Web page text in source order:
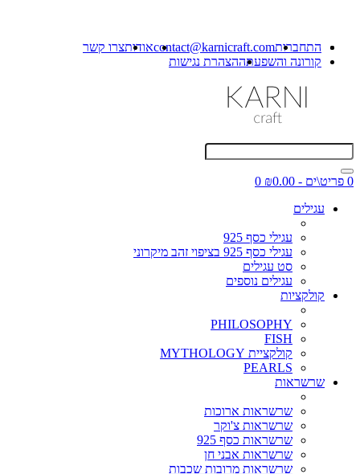
התחברותcontact@karnicraft.comאודותצרו קשר
קורונה והשפעתההצהרת נגישות
0 פריט\ים - ₪0.00
0
עגילים
עגילי כסף 925
עגילי כסף 925 בציפוי זהב מיקרוני
סט עגילים
עגילים נוספים
קולקציות
PHILOSOPHY
FISH
קולקציית MYTHOLOGY
PEARLS
שרשראות
שרשראות ארוכות
שרשראות צ'וקר
שרשראות כסף 925
שרשראות אבני חן
שרשראות מרובות שכבות